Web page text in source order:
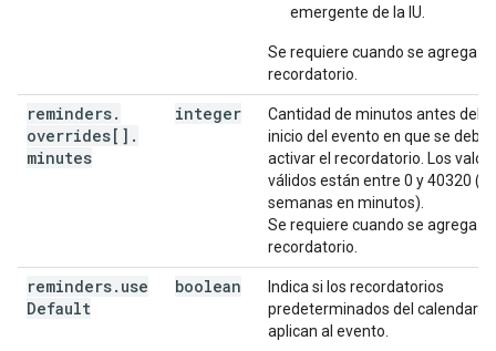
emergente de la IU.
Se requiere cuando se agrega
recordatorio.
reminders.
overrides[] .
minutes
integer
Cantidad de minutos antes del
inicio del evento en que se debe
activar el recordatorio. Los
válidos están entre 0 y 40320 (4
semanas en minutos).
Se requiere cuando se agrega
recordatorio.
reminders. use
Default
boolean
Indica si los recordatorios
predeterminados del calendario
aplican al evento.